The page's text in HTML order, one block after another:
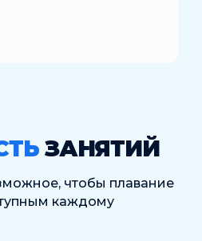
ЗАНЯТИЙ
чтобы плавание
каждому